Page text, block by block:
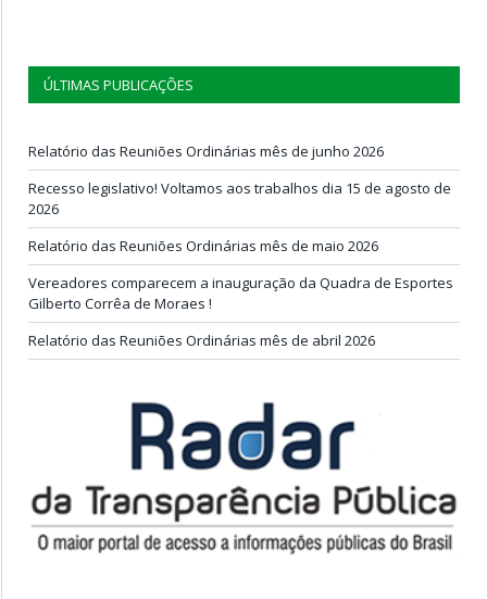
ÚLTIMAS PUBLICAÇÕES
Relatório das Reuniões Ordinárias mês de junho 2026
Recesso legislativo! Voltamos aos trabalhos dia 15 de agosto de
2026
Relatório das Reuniões Ordinárias mês de maio 2026
Vereadores comparecem a inauguração da Quadra de Esportes
Gilberto Corrêa de Moraes !
Relatório das Reuniões Ordinárias mês de abril 2026